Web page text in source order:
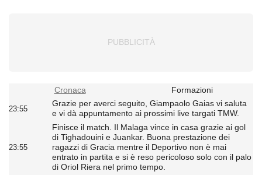
Cronaca Formazioni
23:55
Grazie per averci seguito, Giampaolo Gaias vi saluta
e vi dà appuntamento ai prossimi live targati TMW.
23:55
Finisce il match. Il Malaga vince in casa grazie ai gol
di Tighadouini e Juankar. Buona prestazione dei
ragazzi di Gracia mentre il Deportivo non è mai
entrato in partita e si è reso pericoloso solo con il palo
di Oriol Riera nel primo tempo.